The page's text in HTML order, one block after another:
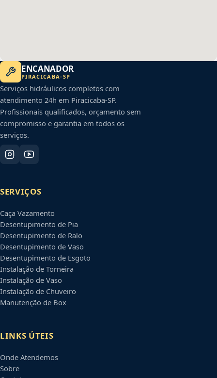
ENCANADOR
PIRACICABA-SP
Serviços hidráulicos completos com
atendimento 24h em Piracicaba-SP.
Profissionais qualificados, orçamento sem
compromisso e garantia em todos os
serviços.
SERVIÇOS
Caça Vazamento
Desentupimento de Pia
Desentupimento de Ralo
Desentupimento de Vaso
Desentupimento de Esgoto
Instalação de Torneira
Instalação de Vaso
Instalação de Chuveiro
Manutenção de Box
LINKS ÚTEIS
Onde Atendemos
Sobre